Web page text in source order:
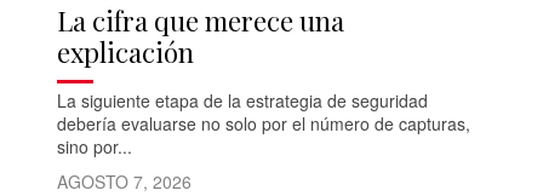
La cifra que merece una
explicación
La siguiente etapa de la estrategia de seguridad
debería evaluarse no solo por el número de capturas,
sino por...
AGOSTO 7, 2026